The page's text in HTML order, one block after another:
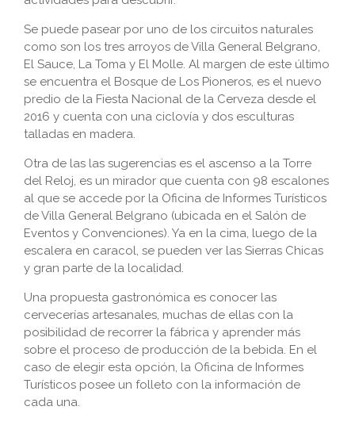
Se puede pasear por uno de los circuitos naturales
como son los tres arroyos de Villa General Belgrano,
El Sauce, La Toma y El Molle. Al margen de este último
se encuentra el Bosque de Los Pioneros, es el nuevo
predio de la Fiesta Nacional de la Cerveza desde el
2016 y cuenta con una ciclovía y dos esculturas
talladas en madera.
Otra de las las sugerencias es el ascenso a la Torre
del Reloj, es un mirador que cuenta con 98 escalones
al que se accede por la Oficina de Informes Turísticos
de Villa General Belgrano (ubicada en el Salón de
Eventos y Convenciones). Ya en la cima, luego de la
escalera en caracol, se pueden ver las Sierras Chicas
y gran parte de la localidad.
Una propuesta gastronómica es conocer las
cervecerías artesanales, muchas de ellas con la
posibilidad de recorrer la fábrica y aprender más
sobre el proceso de producción de la bebida. En el
caso de elegir esta opción, la Oficina de Informes
Turísticos posee un folleto con la información de
cada una.